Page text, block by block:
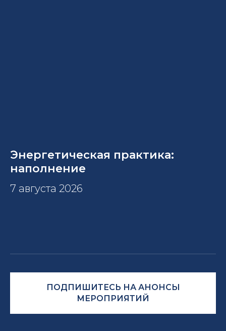
Энергетическая практика:
наполнение
7 августа 2026
ПОДПИШИТЕСЬ НА АНОНСЫ
МЕРОПРИЯТИЙ